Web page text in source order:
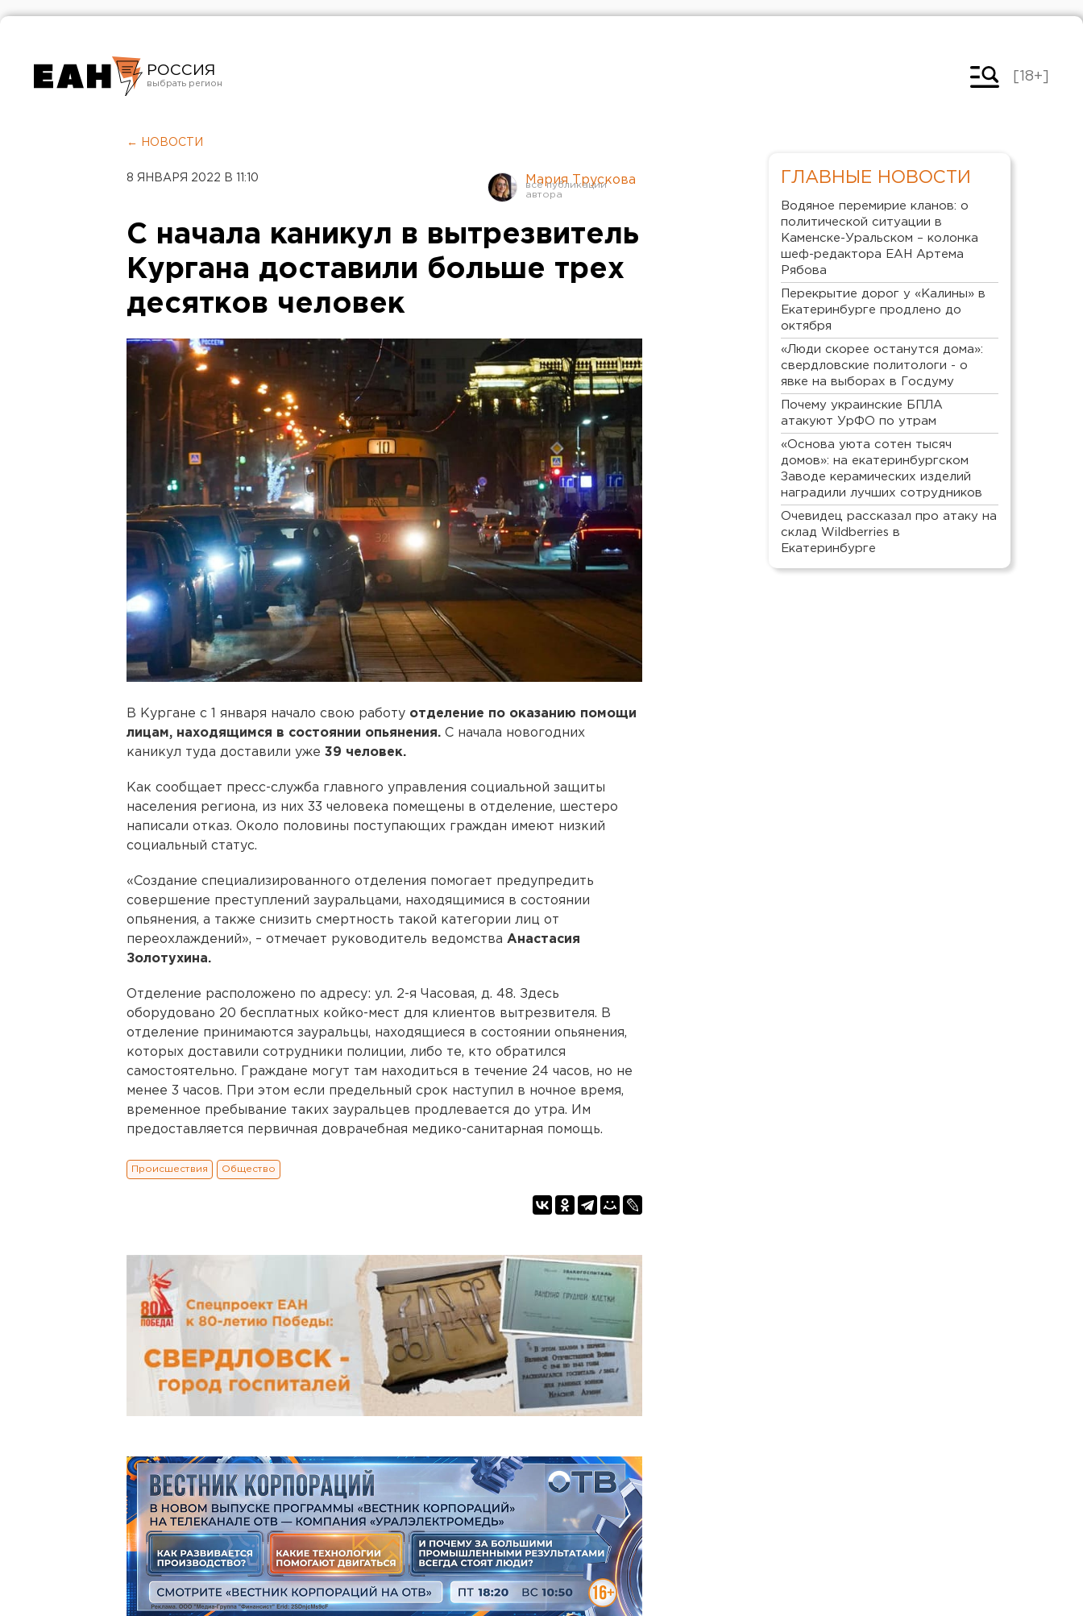
РОССИЯ
Челябинск
[18+]
← НОВОСТИ
8 ЯНВАРЯ 2022 В 11:10 Мария Трускова
С начала каникул в вытрезвитель
Кургана доставили больше трех
десятков человек
В Кургане с 1 января начало свою работу отделение по оказанию помощи
лицам, находящимся в состоянии опьянения. С начала новогодних
каникул туда доставили уже 39 человек.
Как сообщает пресс-служба главного управления социальной защиты
населения региона, из них 33 человека помещены в отделение, шестеро
написали отказ. Около половины поступающих граждан имеют низкий
социальный статус.
«Создание специализированного отделения помогает предупредить
совершение преступлений зауральцами, находящимися в состоянии
опьянения, а также снизить смертность такой категории лиц от
переохлаждений», – отмечает руководитель ведомства Анастасия
Золотухина.
Отделение расположено по адресу: ул. 2-я Часовая, д. 48. Здесь
оборудовано 20 бесплатных койко-мест для клиентов вытрезвителя. В
отделение принимаются зауральцы, находящиеся в состоянии опьянения,
которых доставили сотрудники полиции, либо те, кто обратился
самостоятельно. Граждане могут там находиться в течение 24 часов, но не
менее 3 часов. При этом если предельный срок наступил в ночное время,
временное пребывание таких зауральцев продлевается до утра. Им
предоставляется первичная доврачебная медико-санитарная помощь.
Происшествия Общество
ГЛАВНЫЕ НОВОСТИ
Водяное перемирие кланов: о
политической ситуации в
Каменске-Уральском – колонка
шеф-редактора ЕАН Артема
Рябова
Перекрытие дорог у «Калины» в
Екатеринбурге продлено до
октября
«Люди скорее останутся дома»:
свердловские политологи - о
явке на выборах в Госдуму
Почему украинские БПЛА
атакуют УрФО по утрам
«Основа уюта сотен тысяч
домов»: на екатеринбургском
Заводе керамических изделий
наградили лучших сотрудников
Очевидец рассказал про атаку на
склад Wildberries в
Екатеринбурге